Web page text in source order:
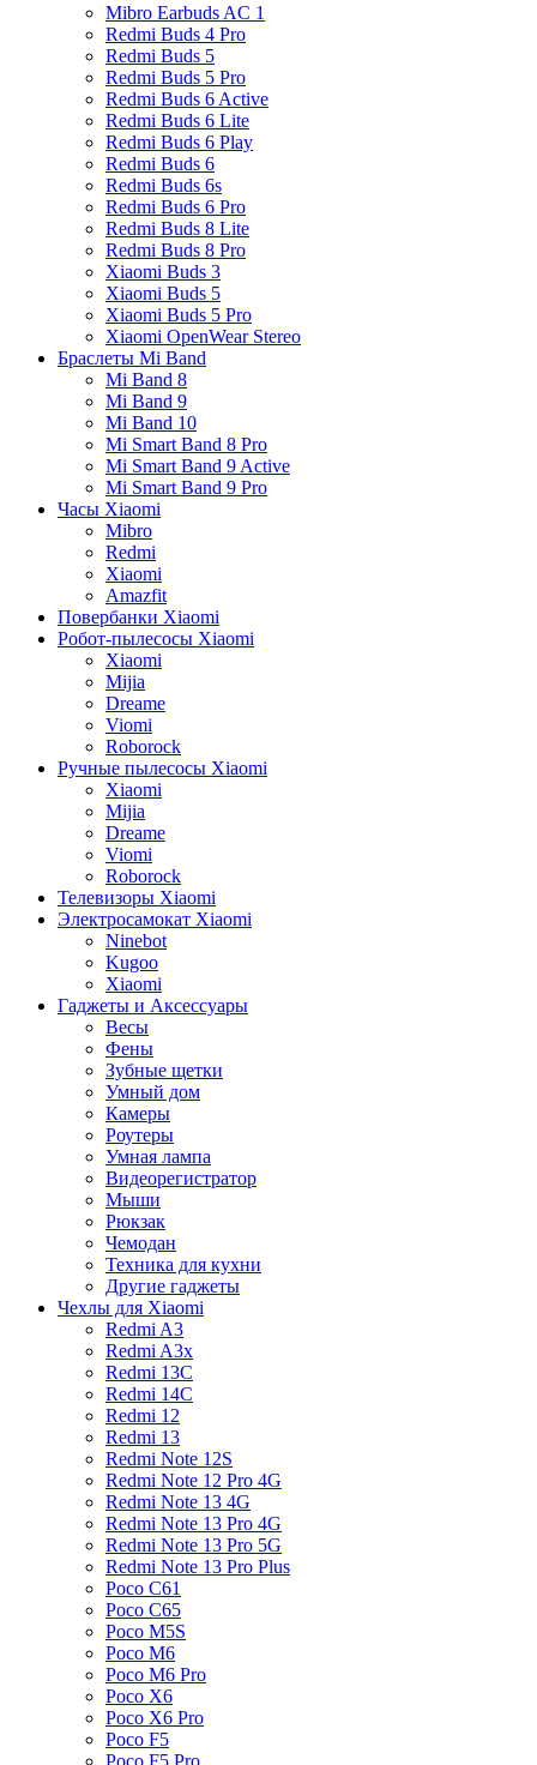
Mibro Earbuds AC 1
Redmi Buds 4 Pro
Redmi Buds 5
Redmi Buds 5 Pro
Redmi Buds 6 Active
Redmi Buds 6 Lite
Redmi Buds 6 Play
Redmi Buds 6
Redmi Buds 6s
Redmi Buds 6 Pro
Redmi Buds 8 Lite
Redmi Buds 8 Pro
Xiaomi Buds 3
Xiaomi Buds 5
Xiaomi Buds 5 Pro
Xiaomi OpenWear Stereo
Браслеты Mi Band
Mi Band 8
Mi Band 9
Mi Band 10
Mi Smart Band 8 Pro
Mi Smart Band 9 Active
Mi Smart Band 9 Pro
Часы Xiaomi
Mibro
Redmi
Xiaomi
Amazfit
Повербанки Xiaomi
Робот-пылесосы Xiaomi
Xiaomi
Mijia
Dreame
Viomi
Roborock
Ручные пылесосы Xiaomi
Xiaomi
Mijia
Dreame
Viomi
Roborock
Телевизоры Xiaomi
Электросамокат Xiaomi
Ninebot
Kugoo
Xiaomi
Гаджеты и Аксессуары
Весы
Фены
Зубные щетки
Умный дом
Камеры
Роутеры
Умная лампа
Видеорегистратор
Мыши
Рюкзак
Чемодан
Техника для кухни
Другие гаджеты
Чехлы для Xiaomi
Redmi A3
Redmi A3x
Redmi 13C
Redmi 14C
Redmi 12
Redmi 13
Redmi Note 12S
Redmi Note 12 Pro 4G
Redmi Note 13 4G
Redmi Note 13 Pro 4G
Redmi Note 13 Pro 5G
Redmi Note 13 Pro Plus
Poco C61
Poco C65
Poco M5S
Poco M6
Poco M6 Pro
Poco X6
Poco X6 Pro
Poco F5
Poco F5 Pro